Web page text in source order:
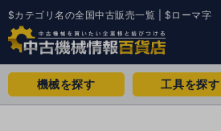
$カテゴリ名の全国中古販売一覧 | $ローマ字
機械を探す 工具を探す